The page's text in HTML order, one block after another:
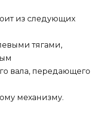
из следующих
тягами,
вала, передающего
механизму.